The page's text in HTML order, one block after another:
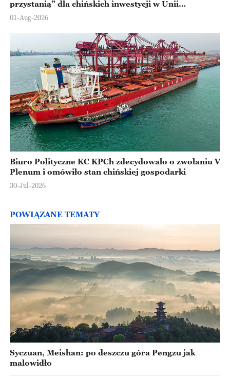
przystanią” dla chińskich inwestycji w Unii
Europejskiej
01-Aug-2026
Biuro Polityczne KC KPCh zdecydowało o zwołaniu V
Plenum i omówiło stan chińskiej gospodarki
30-Jul-2026
POWIĄZANE TEMATY
Syczuan, Meishan: po deszczu góra Pengzu jak
malowidło